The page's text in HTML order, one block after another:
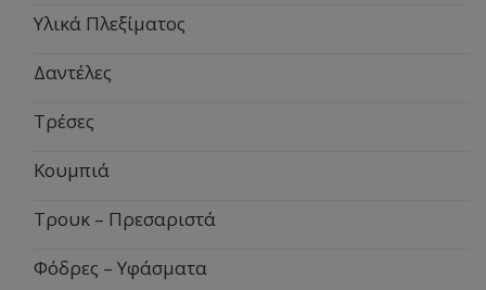
Υλικά Πλεξίματος
Δαντέλες
Τρέσες
Κουμπιά
Τρουκ – Πρεσαριστά
Φόδρες – Υφάσματα